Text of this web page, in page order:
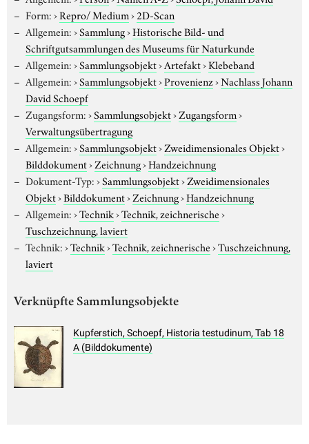
Form:›Repro/ Medium›2D-Scan
Allgemein:›Sammlung›Historische Bild- und
Schriftgutsammlungen des Museums für Naturkunde
Allgemein:›Sammlungsobjekt›Artefakt›Klebeband
Allgemein:›Sammlungsobjekt›Provenienz›Nachlass Johann
David Schoepf
Zugangsform:›Sammlungsobjekt›Zugangsform›
Verwaltungsübertragung
Allgemein:›Sammlungsobjekt›Zweidimensionales Objekt›
Bilddokument›Zeichnung›Handzeichnung
Dokument-Typ:›Sammlungsobjekt›Zweidimensionales
Objekt›Bilddokument›Zeichnung›Handzeichnung
Allgemein:›Technik›Technik, zeichnerische›
Tuschzeichnung, laviert
Technik:›Technik›Technik, zeichnerische›Tuschzeichnung,
laviert
Verknüpfte Sammlungsobjekte
Kupferstich, Schoepf, Historia testudinum, Tab 18
A (Bilddokumente)